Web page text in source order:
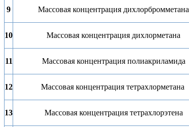
9 Масcовая концентрация дихлорбромметана
10 Масcовая концентрация дихлорметана
11 Масcовая концентрация полиакриламида
12 Масcовая концентрация тетрахлорметана
13 Масcовая концентрация тетрахлорэтена